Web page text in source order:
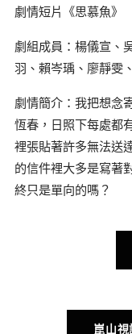
劇情短片《思慕魚》
劇組成員：楊儀宣、
羽、賴岑瑀、廖靜雯
劇情簡介：我把想念
恆春，日照下每處都
裡張貼著許多無法送
的信件裡大多是寫著
終只是單向的嗎？
崑山